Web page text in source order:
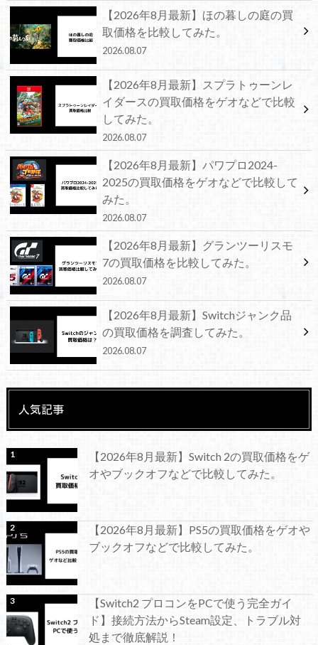
【2026年8月最新】ほの暮しの庭の買
取価格を比較してみた。
2026.08.07
【2026年8月最新】スプラトゥーンレ
イダースの買取価格をゲオなどで比較
してみた。
2026.08.07
【2026年8月最新】パワプロ2024-
2025の買取価格をゲオなどで比較して
みた。
2026.08.07
【2026年8月最新】グランツーリスモ
7の買取価格を比較してみた。
2026.08.07
【2026年8月最新】Switchジャンク品
の買取価格を調査してみた。
2026.08.07
人気記事
【2026年8月最新】Switch 2の買取価格をゲ
オやブックオフなどで比較してみた。
【2026年8月最新】PS5の買取価格をゲオや
ブックオフなどで比較してみた。
【Switch2 プロコンをPCで使う完全ガイ
ド】接続方法からSteam設定、トラブル対
処まで徹底解説！